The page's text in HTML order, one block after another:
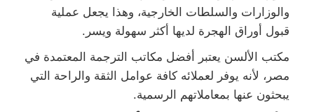
والوزارات والسلطات الخارجية، وهذا يجعل عملية
قبول أوراق الهجرة لديها أكثر سهولة ويسر.
مكتب الألسن يعتبر أفضل مكاتب الترجمة المعتمدة في
مصر، لأنه يوفر لعملائه كافة عوامل الثقة والراحة التي
يبحثون عنها بمعاملاتهم الرسمية.